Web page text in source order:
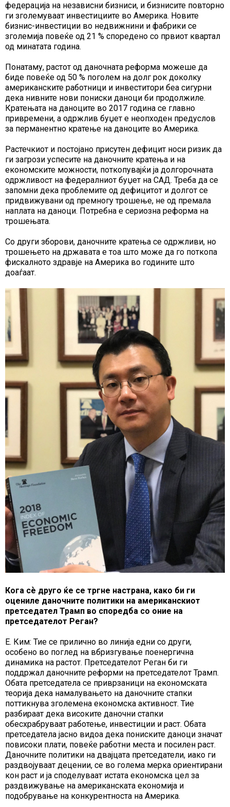
федерација на независни бизниси, и бизнисите повторно
ги зголемуваат инвестициите во Америка. Новите
бизнис-инвестиции во недвижнини и фабрики се
зголемија повеќе од 21 % споредено со првиот квартал
од минатата година.
Понатаму, растот од даночната реформа можеше да
биде повеќе од 50 % поголем на долг рок доколку
американските работници и инвеститори беа сигурни
дека нивните нови пониски даноци би продолжиле.
Кратењата на даноците во 2017 година се главно
привремени, а одржлив буџет е неопходен предуслов
за перманентно кратење на даноците во Америка.
Растечкиот и постојано присутен дефицит носи ризик да
ги загрози успесите на даночните кратења и на
економските можности, поткопувајќи ја долгорочната
одржливост на федералниот буџет на САД. Треба да се
запомни дека проблемите од дефицитот и долгот се
придвижувани од премногу трошење, не од премала
наплата на даноци. Потребна е сериозна реформа на
трошењата.
Со други зборови, даночните кратења се одржливи, но
трошењето на државата е тоа што може да го поткопа
фискалното здравје на Америка во годините што
доаѓаат.
Кога сѐ друго ќе се тргне настрана, како би ги
оцениле даночните политики на американскиот
претседател Трамп во споредба со оние на
претседателот Реган?
Е. Ким: Тие се прилично во линија едни со други,
особено во поглед на вбризгување поенергична
динамика на растот. Претседателот Реган би ги
поддржал даночните реформи на претседателот Трамп.
Обата претседатела се приврзаници на економската
теорија дека намалувањето на даночните стапки
поттикнува зголемена економска активност. Тие
разбираат дека високите даночни стапки
обесхрабруваат работење, инвестиции и раст. Обата
претседатела јасно видоа дека пониските даноци значат
повисоки плати, повеќе работни места и посилен раст.
Даночните политики на двајцата претседатели, иако ги
раздвојуваат децении, се во голема мерка ориентирани
кон раст и ја споделуваат истата економска цел за
раздвижување на американската економија и
подобрување на конкурентноста на Америка.